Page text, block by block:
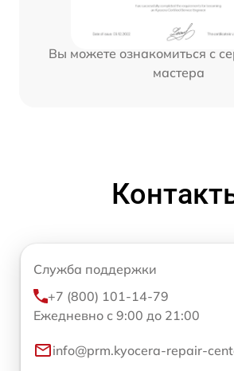
Вы можете ознакомиться с
мастера
Служба поддержки
+7 (800) 101-14-79
Ежедневно с 9:00 до 21:00
info@prm.kyocera-repair-